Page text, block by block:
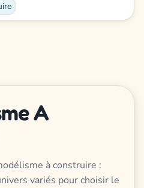
A
à construire :
variés pour choisir le